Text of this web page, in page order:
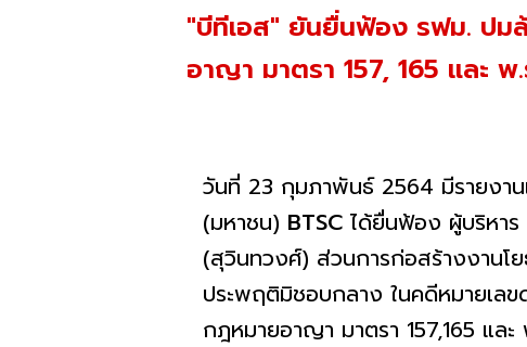
"บีทีเอส" ยันยื่นฟ้อง รฟม. ปม
อาญา มาตรา 157, 165 และ
วันที่ 23 กุมภาพันธ์ 2564 มีรายงา
(มหาชน) BTSC ได้ยื่นฟ้อง ผู้บริหาร
(สุวินทวงศ์) ส่วนการก่อสร้างงานโ
ประพฤติมิชอบกลาง ในคดีหมายเล
กฎหมายอาญา มาตรา 157,165 แล